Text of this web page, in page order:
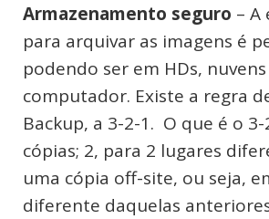
Armazenamento seguro – A
para arquivar as imagens é
podendo ser em HDs,
computador. Existe a regra
Backup, a 3-2-1. O que é o
cópias; 2, para 2 lugares
uma cópia off-site, ou seja,
diferente daquelas